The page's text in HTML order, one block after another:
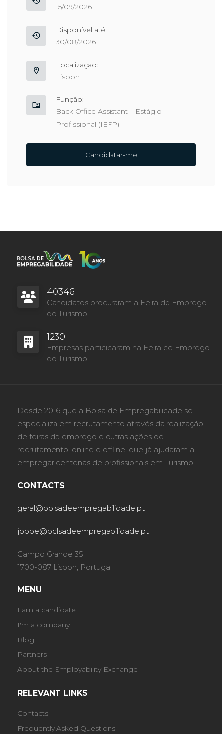
15/09/2026
Disponível até:
30/08/2026
Localização:
Lisbon
Função:
Back Office Assistant – Estágio
Profissional (IEFP)
Candidatar-me
40346
Candidatos procuraram a Feira de Emprego
do Turismo
1230
Empresas participaram na Feira de Emprego
do Turismo
Desde 2016 que a Bolsa de Empregabilidade se
especializa em recrutamento através da realização
de feiras de emprego e outras ações de
recrutamento, online e offline, que já ajudaram a
empregar centenas de profissionais em Turismo.
CONTACTS
geral@bolsadeempregabilidade.pt
jobbe@bolsadeempregabilidade.pt
Campo Grande 35
1700-087 Lisbon, Portugal
MENU
I am a candidate
I'm a company
Blog
Partners
About the Employability Exchange
RELEVANT LINKS
Contacts
Frequently Asked Questions